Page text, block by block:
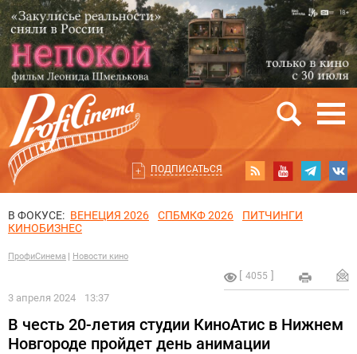
ПОДПИСАТЬСЯ
В ФОКУСЕ: ВЕНЕЦИЯ 2026 СПБМКФ 2026
ПИТЧИНГИ
КИНОБИЗНЕС
ПрофиСинема Новости кино
4055
3 апреля 2024 13:37
В честь 20-летия студии КиноАтис в Нижнем
Новгороде пройдет день анимации